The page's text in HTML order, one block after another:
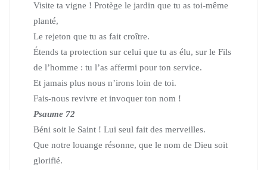
Visite ta vigne ! Protège le jardin que tu as toi-même
planté,
Le rejeton que tu as fait croître.
Étends ta protection sur celui que tu as élu, sur le Fils
de l’homme : tu l’as affermi pour ton service.
Et jamais plus nous n’irons loin de toi.
Fais-nous revivre et invoquer ton nom !
Psaume 72
Béni soit le Saint ! Lui seul fait des merveilles.
Que notre louange résonne, que le nom de Dieu soit
glorifié.